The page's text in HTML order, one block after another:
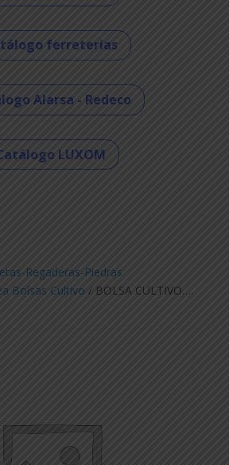
ferreterías
Alarsa - Redeco
LUXOM
Regaderas-Piedras
Bolsas Cultivo / BOLSA CULTIVO….